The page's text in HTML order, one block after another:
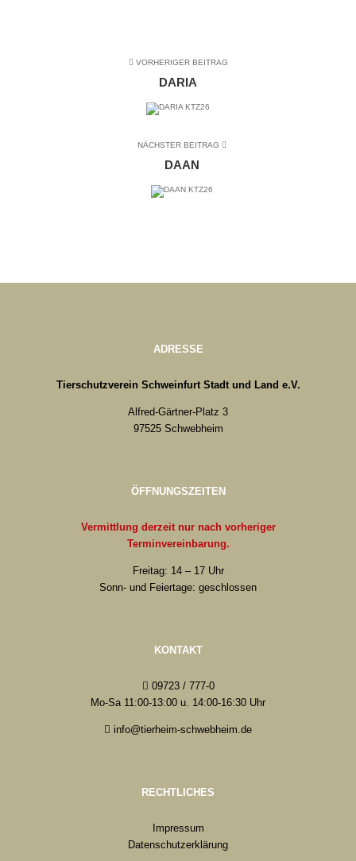
VORHERIGER BEITRAG
DARIA
NÄCHSTER BEITRAG
DAAN
ADRESSE
Tierschutzverein Schweinfurt Stadt und Land e.V.
Alfred-Gärtner-Platz 3
97525 Schwebheim
ÖFFNUNGSZEITEN
Vermittlung derzeit nur nach vorheriger
Terminvereinbarung.
Freitag: 14 – 17 Uhr
Sonn- und Feiertage: geschlossen
KONTAKT
09723 / 777-0
Mo-Sa 11:00-13:00 u. 14:00-16:30 Uhr
info@tierheim-schwebheim.de
RECHTLICHES
Impressum
Datenschutzerklärung